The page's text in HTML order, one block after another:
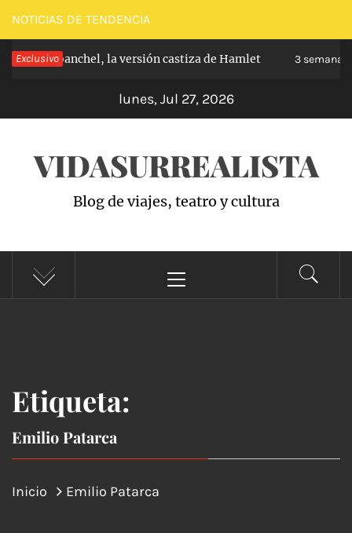
Saltar
al
contenido
NOTICIAS DE TENDENCIA
Exclusivo
de Carabanchel, la versión castiza de Hamlet 3 semanas
lunes, Jul 27, 2026
VIDASURREALISTA
Blog de viajes, teatro y cultura
principal
Etiqueta:
Emilio Patarca
Inicio Emilio Patarca